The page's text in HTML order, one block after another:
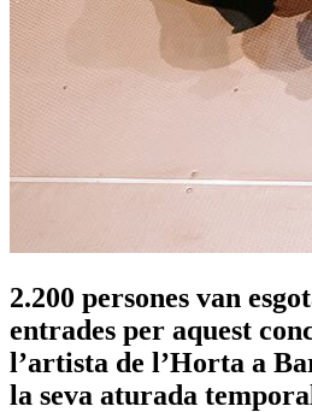
2.200 persones van
entrades per aquest
l’artista de l’Horta a
la seva aturada